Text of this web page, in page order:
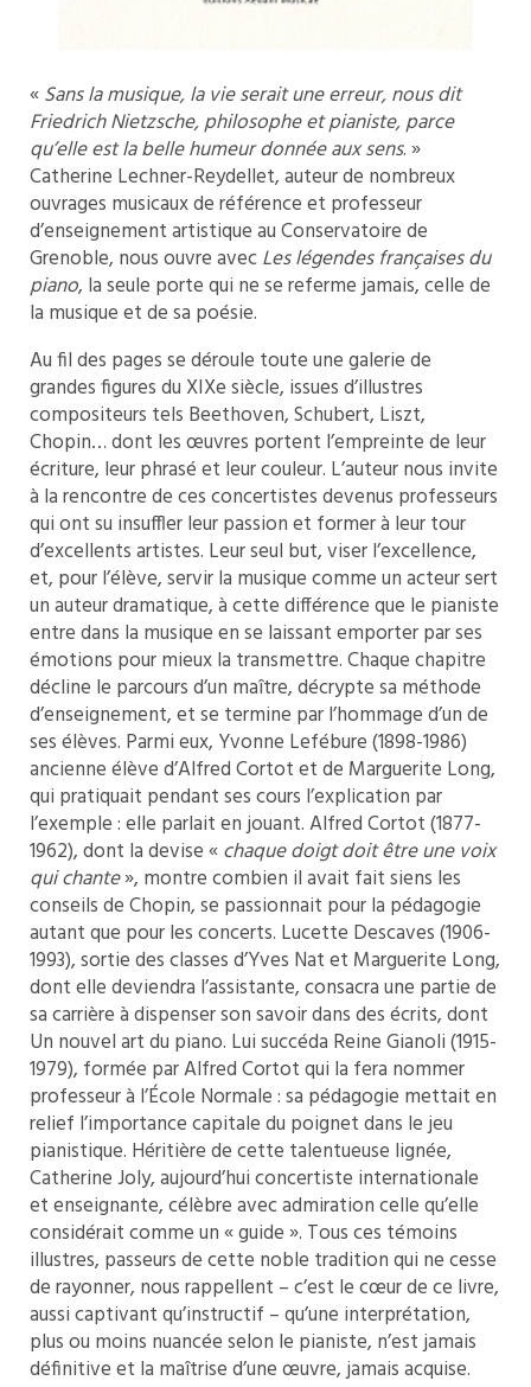
«Sans la musique, la vie serait une erreur, nous dit
Friedrich Nietzsche, philosophe et pianiste, parce
qu’elle est la belle humeur donnée aux sens. »
Catherine Lechner-Reydellet, auteur de nombreux
ouvrages musicaux de référence et professeur
d’enseignement artistique au Conservatoire de
Grenoble, nous ouvre avecLes légendes françaises du
piano, la seule porte qui ne se referme jamais, celle de
la musique et de sa poésie.
Au fil des pages se déroule toute une galerie de
grandes figures du XIXe siècle, issues d’illustres
compositeurs tels Beethoven, Schubert, Liszt,
Chopin… dont les œuvres portent l’empreinte de leur
écriture, leur phrasé et leur couleur. L’auteur nous invite
à la rencontre de ces concertistes devenus professeurs
qui ont su insuffler leur passion et former à leur tour
d’excellents artistes. Leur seul but, viser l’excellence,
et, pour l’élève, servir la musique comme un acteur sert
un auteur dramatique, à cette différence que le pianiste
entre dans la musique en se laissant emporter par ses
émotions pour mieux la transmettre. Chaque chapitre
décline le parcours d’un maître, décrypte sa méthode
d’enseignement, et se termine par l’hommage d’un de
ses élèves. Parmi eux, Yvonne Lefébure (1898-1986)
ancienne élève d’Alfred Cortot et de Marguerite Long,
qui pratiquait pendant ses cours l’explication par
l’exemple : elle parlait en jouant. Alfred Cortot (1877-
1962), dont la devise «chaque doigt doit être une voix
qui chante», montre combien il avait fait siens les
conseils de Chopin, se passionnait pour la pédagogie
autant que pour les concerts. Lucette Descaves (1906-
1993), sortie des classes d’Yves Nat et Marguerite Long,
dont elle deviendra l’assistante, consacra une partie de
sa carrière à dispenser son savoir dans des écrits, dont
Un nouvel art du piano. Lui succéda Reine Gianoli (1915-
1979), formée par Alfred Cortot qui la fera nommer
professeur à l’École Normale : sa pédagogie mettait en
relief l’importance capitale du poignet dans le jeu
pianistique. Héritière de cette talentueuse lignée,
Catherine Joly, aujourd’hui concertiste internationale
et enseignante, célèbre avec admiration celle qu’elle
considérait comme un « guide ». Tous ces témoins
illustres, passeurs de cette noble tradition qui ne cesse
de rayonner, nous rappellent – c’est le cœur de ce livre,
aussi captivant qu’instructif – qu’une interprétation,
plus ou moins nuancée selon le pianiste, n’est jamais
définitive et la maîtrise d’une œuvre, jamais acquise.